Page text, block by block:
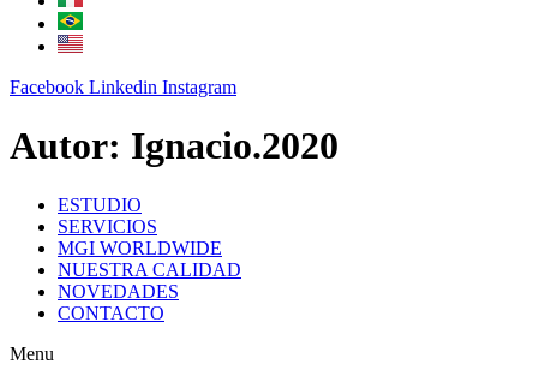
Facebook Linkedin Instagram
Autor: Ignacio.2020
ESTUDIO
SERVICIOS
MGI WORLDWIDE
NUESTRA CALIDAD
NOVEDADES
CONTACTO
Menu